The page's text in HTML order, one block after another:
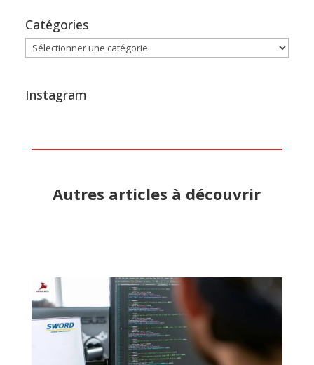
Catégories
Catégories
Instagram
Autres articles à découvrir